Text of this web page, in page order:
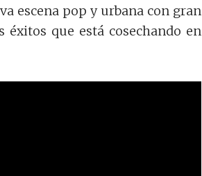
escena pop y urbana con gran
que está cosechando en